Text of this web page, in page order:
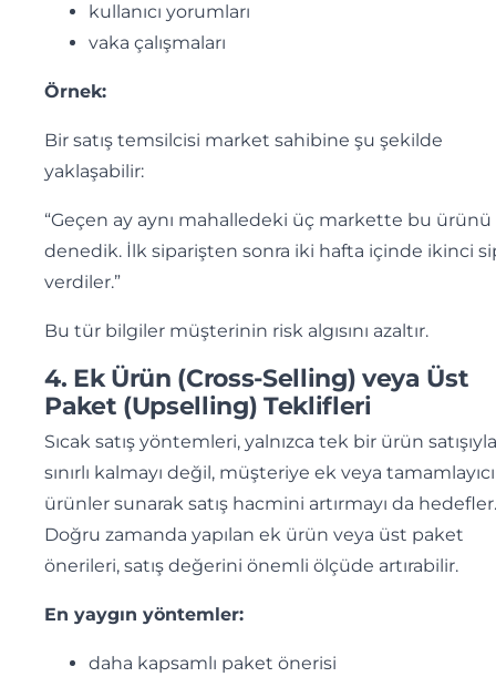
kullanıcı yorumları
vaka çalışmaları
Örnek:
Bir satış temsilcisi market sahibine şu şekilde
yaklaşabilir:
“Geçen ay aynı mahalledeki üç markette bu ürünü
denedik. İlk siparişten sonra iki hafta içinde ikinci
verdiler.”
Bu tür bilgiler müşterinin risk algısını azaltır.
4. Ek Ürün (Cross-Selling) veya Üst
Paket (Upselling) Teklifleri
Sıcak satış yöntemleri, yalnızca tek bir ürün satışıyla
sınırlı kalmayı değil, müşteriye ek veya tamamlayıcı
ürünler sunarak satış hacmini artırmayı da hedefler.
Doğru zamanda yapılan ek ürün veya üst paket
önerileri, satış değerini önemli ölçüde artırabilir.
En yaygın yöntemler:
daha kapsamlı paket önerisi